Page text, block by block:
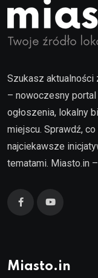
Szukasz aktualności
– nowoczesny portal
ogłoszenia, lokalny
miejscu. Sprawdź,
najciekawsze
tematami. Miasto.in
Miasto.in